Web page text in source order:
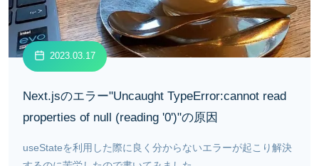
2023.03.17
Next.jsのエラー"Uncaught TypeError:cannot read
properties of null (reading '0')"の原因
useStateを利用した際に良く分からないエラーが起こり解決